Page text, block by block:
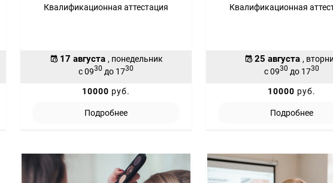
Квалификационная аттестация
17 августа , понедельник
с 0930 до 1730
10000 руб.
Подробнее
Квалификационная
25 августа ,
с 0930 до 1730
10000 руб.
Подробнее